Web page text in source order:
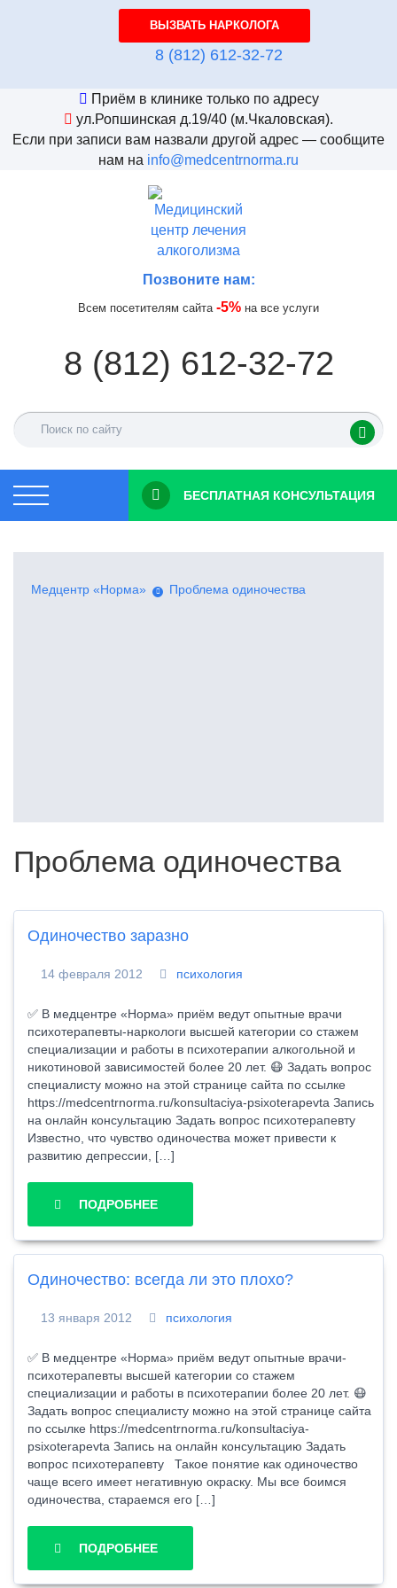
ВЫЗВАТЬ НАРКОЛОГА
8 (812) 612-32-72
Приём в клинике только по адресу
ул.Ропшинская д.19/40 (м.Чкаловская).
Если при записи вам назвали другой адрес — сообщите
нам на info@medcentrnorma.ru
Позвоните нам:
Всем посетителям сайта -5% на все услуги
8 (812) 612-32-72
БЕСПЛАТНАЯ КОНСУЛЬТАЦИЯ
Медцентр «Норма» Проблема одиночества
Проблема одиночества
Одиночество заразно
14 февраля 2012 психология
✅ В медцентре «Норма» приём ведут опытные врачи
психотерапевты-наркологи высшей категории со стажем
специализации и работы в психотерапии алкогольной и
никотиновой зависимостей более 20 лет. 😷 Задать вопрос
специалисту можно на этой странице сайта по ссылке
https://medcentrnorma.ru/konsultaciya-psixoterapevta Запись
на онлайн консультацию Задать вопрос психотерапевту
Известно, что чувство одиночества может привести к
развитию депрессии, […]
ПОДРОБНЕЕ
Одиночество: всегда ли это плохо?
13 января 2012 психология
✅ В медцентре «Норма» приём ведут опытные врачи-
психотерапевты высшей категории со стажем
специализации и работы в психотерапии более 20 лет. 😷
Задать вопрос специалисту можно на этой странице сайта
по ссылке https://medcentrnorma.ru/konsultaciya-
psixoterapevta Запись на онлайн консультацию Задать
вопрос психотерапевту Такое понятие как одиночество
чаще всего имеет негативную окраску. Мы все боимся
одиночества, стараемся его […]
ПОДРОБНЕЕ